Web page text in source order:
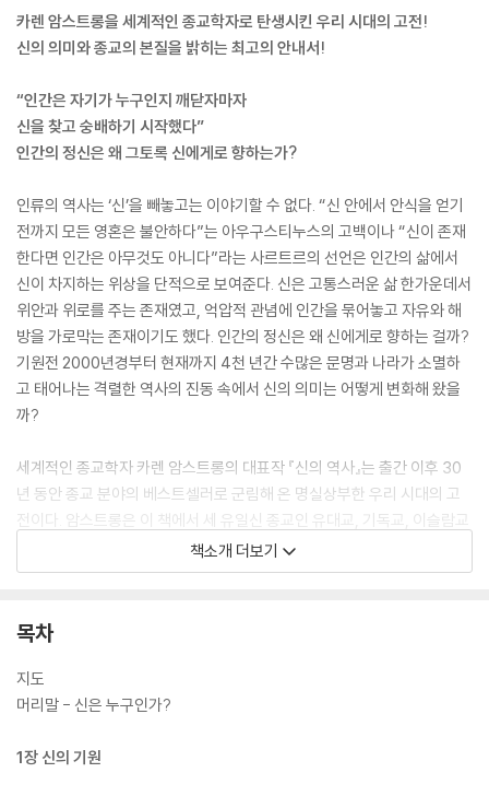
카렌 암스트롱을 세계적인 종교학자로 탄생시킨 우리 시대의 고전!
신의 의미와 종교의 본질을 밝히는 최고의 안내서!
“인간은 자기가 누구인지 깨닫자마자
신을 찾고 숭배하기 시작했다”
인간의 정신은 왜 그토록 신에게로 향하는가?
인류의 역사는 ‘신’을 빼놓고는 이야기할 수 없다. “신 안에서 안식을 얻기
전까지 모든 영혼은 불안하다”는 아우구스티누스의 고백이나 “신이 존재
한다면 인간은 아무것도 아니다”라는 사르트르의 선언은 인간의 삶에서
신이 차지하는 위상을 단적으로 보여준다. 신은 고통스러운 삶 한가운데서
위안과 위로를 주는 존재였고, 억압적 관념에 인간을 묶어놓고 자유와 해
방을 가로막는 존재이기도 했다. 인간의 정신은 왜 신에게로 향하는 걸까?
기원전 2000년경부터 현재까지 4천 년간 수많은 문명과 나라가 소멸하
고 태어나는 격렬한 역사의 진동 속에서 신의 의미는 어떻게 변화해 왔을
까?
세계적인 종교학자 카렌 암스트롱의 대표작 『신의 역사』는 출간 이후 30
년 동안 종교 분야의 베스트셀러로 군림해 온 명실상부한 우리 시대의 고
전이다. 암스트롱은 이 책에서 세 유일신 종교인 유대교, 기독교, 이슬람교
에 초점을 맞춰 인간이 ‘신’을 어떻게 사유하고 상상해 왔는지 탐구한다.
“인간은 왜 신을 찾는가”라는 근본적인 질문에서 시작해 고대 바빌로니아
르기까지 인류사를 뒤흔든 신에 관한 모든 혁명적인 사유를 조명한다.
책소개 더보기
목차
지도
머리말 - 신은 누구인가?
1장 신의 기원